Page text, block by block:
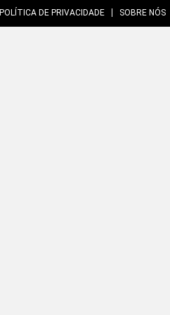
POLÍTICA DE PRIVACIDADE SOBRE NÓS